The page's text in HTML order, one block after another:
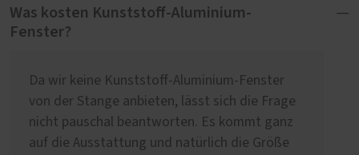
Was kosten Kunststoff-Aluminium-
Fenster?
Da wir keine Kunststoff-Aluminium-Fenster
von der Stange anbieten, lässt sich die Frage
nicht pauschal beantworten. Es kommt ganz
auf die Ausstattung und natürlich die Größe